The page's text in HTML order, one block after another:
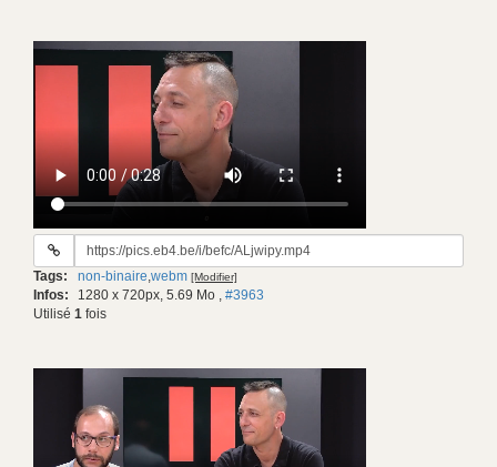
URL
gif:
Tags: non-binaire webm [Modifier]
Infos: 1280 x 720px, 5.69 Mo
#3963
Utilisé 1 fois